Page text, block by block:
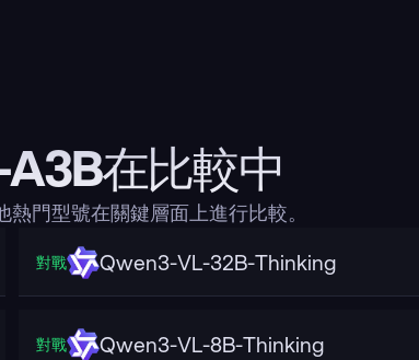
在比較中
門型號在關鍵層面上進行比較。
對戰 Qwen3-VL-32B-Thinking
對戰 Qwen3-VL-8B-Thinking